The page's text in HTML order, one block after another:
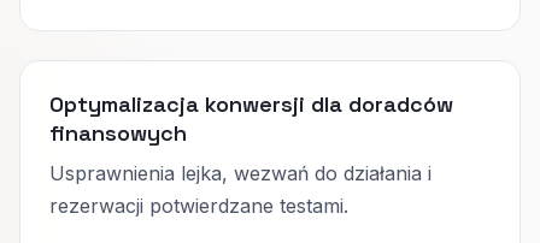
Optymalizacja konwersji dla doradców
finansowych
Usprawnienia lejka, wezwań do działania i
rezerwacji potwierdzane testami.